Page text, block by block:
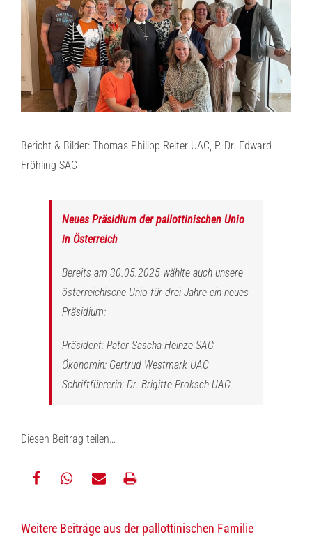
Bericht & Bilder: Thomas Philipp Reiter UAC, P. Dr. Edward
Fröhling SAC
Neues Präsidium der pallottinischen Unio
in Österreich
Bereits am 30.05.2025 wählte auch unsere
österreichische Unio für drei Jahre ein neues
Präsidium:
Präsident: Pater Sascha Heinze SAC
Ökonomin: Gertrud Westmark UAC
Schriftführerin: Dr. Brigitte Proksch UAC
Diesen Beitrag teilen…
Mail
Weitere Beiträge aus der pallottinischen Familie